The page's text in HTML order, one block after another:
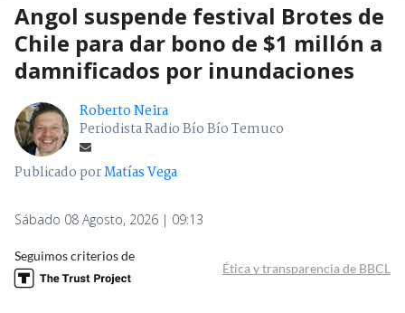
Angol suspende festival Brotes de
Chile para dar bono de $1 millón a
damnificados por inundaciones
Roberto Neira
Periodista Radio Bío Bío Temuco
Publicado porMatías Vega
Sábado 08 Agosto, 2026 | 09:13
Seguimos criterios de
Ética y transparencia de BBCL